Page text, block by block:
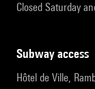
Closed Saturday
subway access
Hôtel de Ville,